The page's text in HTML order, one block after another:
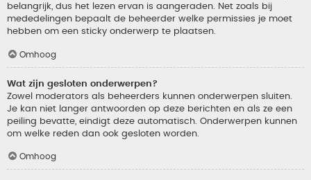
belangrijk, dus het lezen ervan is aangeraden. Net zoals bij
mededelingen bepaalt de beheerder welke permissies je moet
hebben om een sticky onderwerp te plaatsen.
Omhoog
Wat zijn gesloten onderwerpen?
Zowel moderators als beheerders kunnen onderwerpen sluiten.
Je kan niet langer antwoorden op deze berichten en als ze een
peiling bevatte, eindigt deze automatisch. Onderwerpen kunnen
om welke reden dan ook gesloten worden.
Omhoog